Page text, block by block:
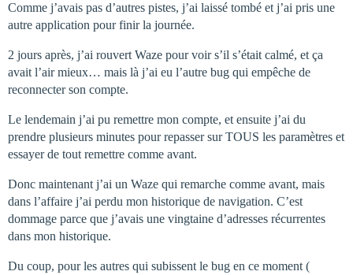
Comme j’avais pas d’autres pistes, j’ai laissé tombé et j’ai pris une
autre application pour finir la journée.
2 jours après, j’ai rouvert Waze pour voir s’il s’était calmé, et ça
avait l’air mieux… mais là j’ai eu l’autre bug qui empêche de
reconnecter son compte.
Le lendemain j’ai pu remettre mon compte, et ensuite j’ai du
prendre plusieurs minutes pour repasser sur TOUS les paramètres et
essayer de tout remettre comme avant.
Donc maintenant j’ai un Waze qui remarche comme avant, mais
dans l’affaire j’ai perdu mon historique de navigation. C’est
dommage parce que j’avais une vingtaine d’adresses récurrentes
dans mon historique.
Du coup, pour les autres qui subissent le bug en ce moment (